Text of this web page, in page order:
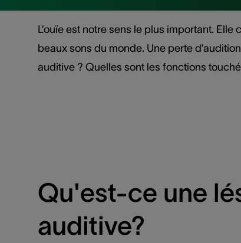
L’ouïe est notre sens le plus important.
beaux sons du monde. Une perte
auditive ? Quelles sont les fonctions
Qu'est-ce une
auditive?